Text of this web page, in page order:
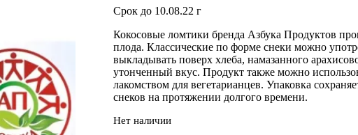
Срок до 10.08.22 г
Кокосовые ломтики бренда Азбука Продуктов
плода. Классические по форме снеки можно
выкладывать поверх хлеба, намазанного
утонченный вкус. Продукт также можно
лакомством для вегетарианцев. Упаковка
снеков на протяжении долгого времени.
Нет наличии